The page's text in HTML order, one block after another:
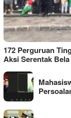
172 Perguruan
Aksi Serentak